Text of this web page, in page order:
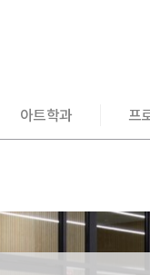
아트학과 프